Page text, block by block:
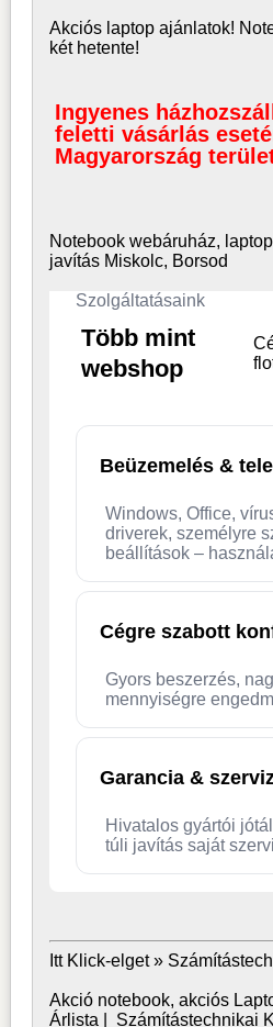
Akciós laptop ajánlatok!
két hetente!
Ingyenes
feletti vásárlás
Magyarország
Notebook webáruház, laptop
javítás Miskolc, Borsod
Szolgáltatásaink
Több mint
webshop
Beüzemelés &
Windows, Office,
driverek, személyre
beállítások –
Cégre szabott
Gyors beszerzés,
mennyiségre
Garancia &
Hivatalos gyártói
túli javítás saját
Itt Klick-elget »
Akció notebook, akciós
Árlista
Számítástechnikai